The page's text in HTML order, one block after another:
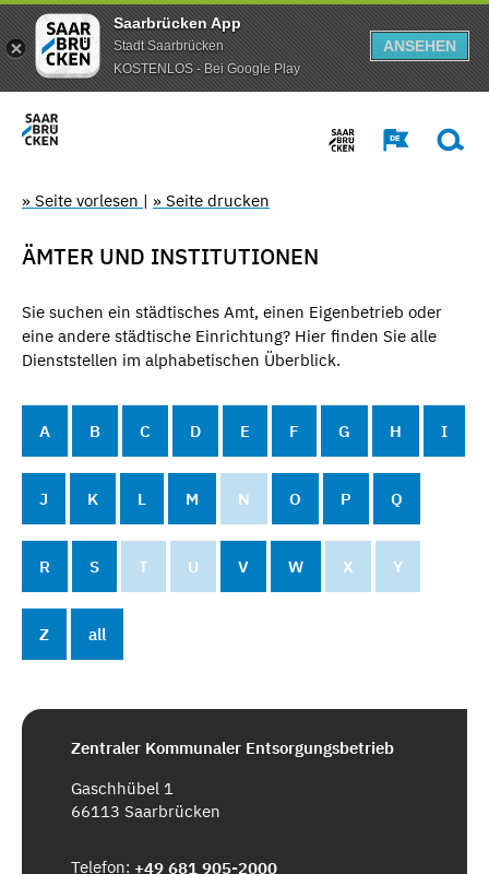
Saarbrücken App
Stadt Saarbrücken
KOSTENLOS - Bei Google Play
ANSEHEN
» Seite vorlesen | » Seite drucken
ÄMTER UND INSTITUTIONEN
Sie suchen ein städtisches Amt, einen Eigenbetrieb oder
eine andere städtische Einrichtung? Hier finden Sie alle
Dienststellen im alphabetischen Überblick.
A B C D E F G H I
J K L M N O P Q
R S T U V W X Y
Z all
Zentraler Kommunaler Entsorgungsbetrieb
Gaschhübel 1
66113 Saarbrücken
Telefon: +49 681 905-2000